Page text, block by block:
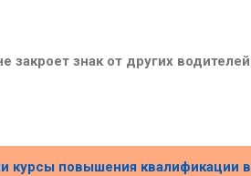
закроет знак от других водителей
курсы повышения квалификации в